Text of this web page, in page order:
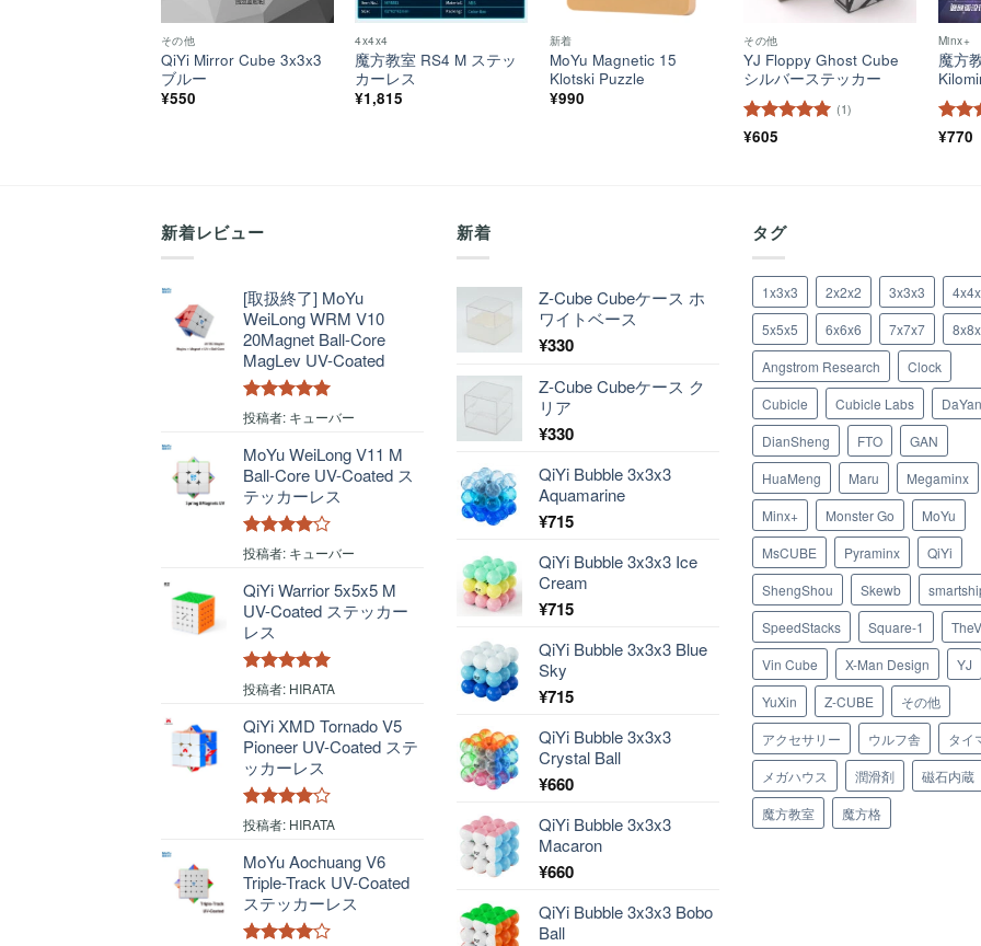
その他
QiYi Mirror Cube 3x3x3
ブルー
¥550
4x4x4
魔方教室 RS4 M ステッ
カーレス
¥1,815
新着
MoYu Magnetic 15
Klotski Puzzle
¥990
その他
YJ Floppy Ghost Cube
シルバーステッカー
5段階中
(1)
¥605
Minx+
魔方
5段階
¥770
新着レビュー
[取扱終了] MoYu
WeiLong WRM V10
20Magnet Ball-Core
MagLev UV-Coated
5段階中 5 の
投稿者: キューバー
MoYu WeiLong V11 M
Ball-Core UV-Coated ス
テッカーレス
5段階中 4
投稿者: キューバー
QiYi Warrior 5x5x5 M
UV-Coated ステッカー
レス
5段階中5の
投稿者: HIRATA
QiYi XMD Tornado V5
Pioneer UV-Coated ステ
ッカーレス
5段階中4
投稿者: HIRATA
MoYu Aochuang V6
Triple-Track UV-Coated
ステッカーレス
新着
Z-Cube Cubeケース ホ
ワイトベース
¥330
Z-Cube Cubeケース ク
リア
¥330
QiYi Bubble 3x3x3
Aquamarine
¥715
QiYi Bubble 3x3x3 Ice
Cream
¥715
QiYi Bubble 3x3x3 Blue
Sky
¥715
QiYi Bubble 3x3x3
Crystal Ball
¥660
QiYi Bubble 3x3x3
Macaron
¥660
QiYi Bubble 3x3x3 Bobo
Ball
タグ
1x3x3 2x2x2 3x3x3
5x5x5
6x6x6 7x7x7
Angstrom Research
Clock
Cubicle
Cubicle Labs
DaYan
DianSheng
FTO
GAN
HuaMeng
Maru
Megaminx
Minx+
Monster Go
MoYu
MsCUBE
Pyraminx
QiYi
ShengShou
Skewb
SpeedStacks
Square-1
Vin Cube
X-Man Design
YJ
YuXin
Z-CUBE
その他
アクセサリー
ウルフ舎
タイ
メガハウス
潤滑剤
磁石内蔵
魔方教室
魔方格